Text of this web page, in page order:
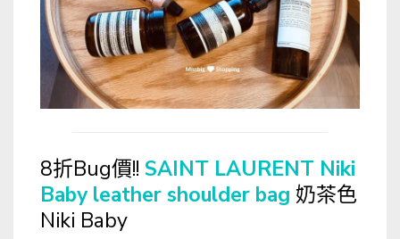
8折Bug價!! SAINT LAURENT Niki
Baby leather shoulder bag 奶茶色
Niki Baby